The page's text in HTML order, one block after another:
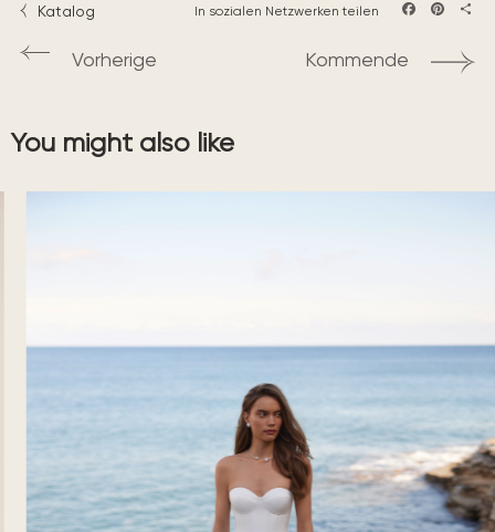
Katalog In sozialen Netzwerken teilen
Vorherige Kommende
You might also like